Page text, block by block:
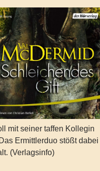
mit seiner taffen Kollegin
Ermittlerduo stößt dabei
(Verlagsinfo)